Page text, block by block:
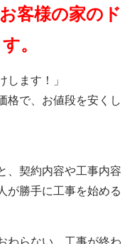
客様の家のド
。
します！」
格で、お値段を安くし
、契約内容や工事内容
が勝手に工事を始める
わらない、工事が終わ